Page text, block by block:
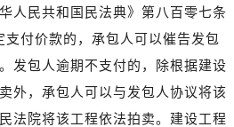
人民共和国民法典》第八百零七条
支付价款的，承包人可以催告发包
发包人逾期不支付的，除根据建设
外，承包人可以与发包人协议将该
法院将该工程依法拍卖。建设工程